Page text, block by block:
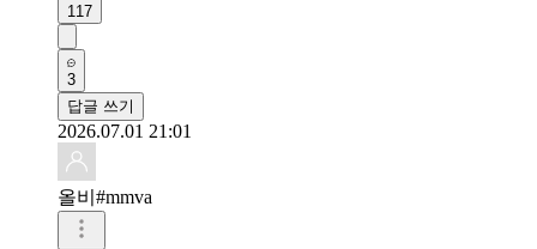
117
3
답글 쓰기
2026.07.01 21:01
올비#mmva